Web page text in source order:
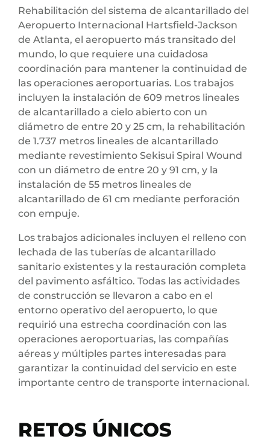
Rehabilitación del sistema de alcantarillado del
Aeropuerto Internacional Hartsfield-Jackson
de Atlanta, el aeropuerto más transitado del
mundo, lo que requiere una cuidadosa
coordinación para mantener la continuidad de
las operaciones aeroportuarias. Los trabajos
incluyen la instalación de 609 metros lineales
de alcantarillado a cielo abierto con un
diámetro de entre 20 y 25 cm, la rehabilitación
de 1.737 metros lineales de alcantarillado
mediante revestimiento Sekisui Spiral Wound
con un diámetro de entre 20 y 91 cm, y la
instalación de 55 metros lineales de
alcantarillado de 61 cm mediante perforación
con empuje.
Los trabajos adicionales incluyen el relleno con
lechada de las tuberías de alcantarillado
sanitario existentes y la restauración completa
del pavimento asfáltico. Todas las actividades
de construcción se llevaron a cabo en el
entorno operativo del aeropuerto, lo que
requirió una estrecha coordinación con las
operaciones aeroportuarias, las compañías
aéreas y múltiples partes interesadas para
garantizar la continuidad del servicio en este
importante centro de transporte internacional.
RETOS ÚNICOS